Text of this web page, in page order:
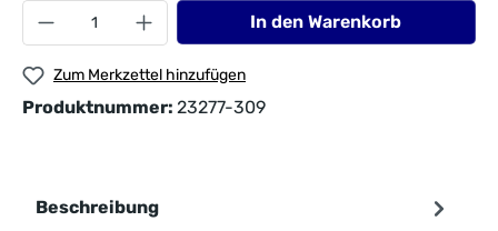
In den Warenkorb
Zum Merkzettel hinzufügen
Produktnummer: 23277-309
Beschreibung